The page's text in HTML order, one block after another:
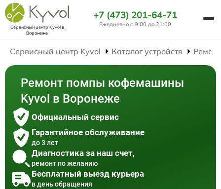
Сервисный центр Kyvolв
Воронеже
+7 (473) 201-64-71
Ежедневно с 9:00 до 21:00
Сервисный центр Kyvol Каталог устройств
Ремонт помпы кофемашины
Kyvol в Воронеже
Официальный сервис
Гарантийное обслуживание
до 3 лет
Диагностика за наш счет,
ремонт по желанию
Бесплатный выезд курьера
в день обращения